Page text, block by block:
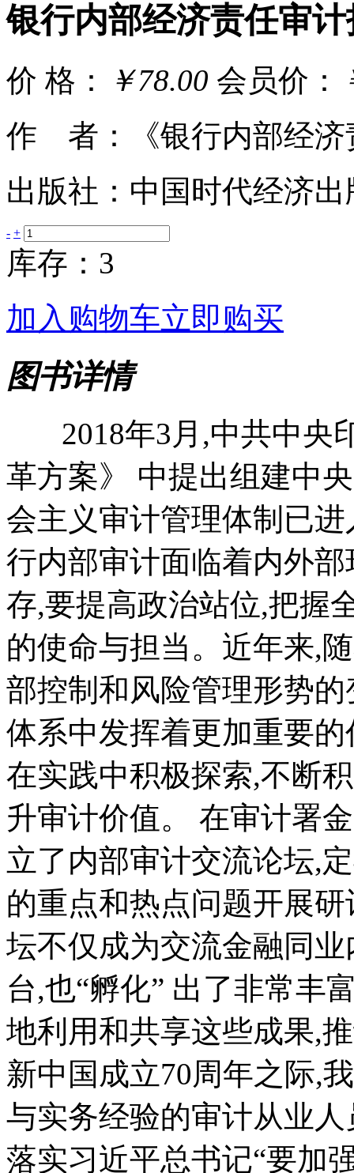
银行内部经济责任审
价 格： ￥78.00 会员价：
作 者：《银行内部经济
出版社：中国时代经济出
- +
库存：3
加入购物车立即购买
图书详情
2018年3月,中共中央
革方案》 中提出组建中
会主义审计管理体制已
行内部审计面临着内外
存,要提高政治站位,把握
的使命与担当。近年来,
部控制和风险管理形势
体系中发挥着更加重要
在实践中积极探索,不断
升审计价值。 在审计署
立了内部审计交流论坛,
的重点和热点问题开展
坛不仅成为交流金融同
台,也“孵化” 出了非常丰
地利用和共享这些成果,
新中国成立70周年之际,
与实务经验的审计从业
落实习近平总书记“要加